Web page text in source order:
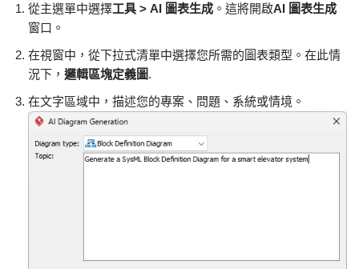
從主選單中選擇工具 > AI 圖表生成 。這將開啟AI 圖表生成
窗口。
在視窗中，從下拉式清單中選擇您所需的圖表類型。在此情
況下， 邏輯區塊定義圖.
在文字區域中，描述您的專案、問題、系統或情境。